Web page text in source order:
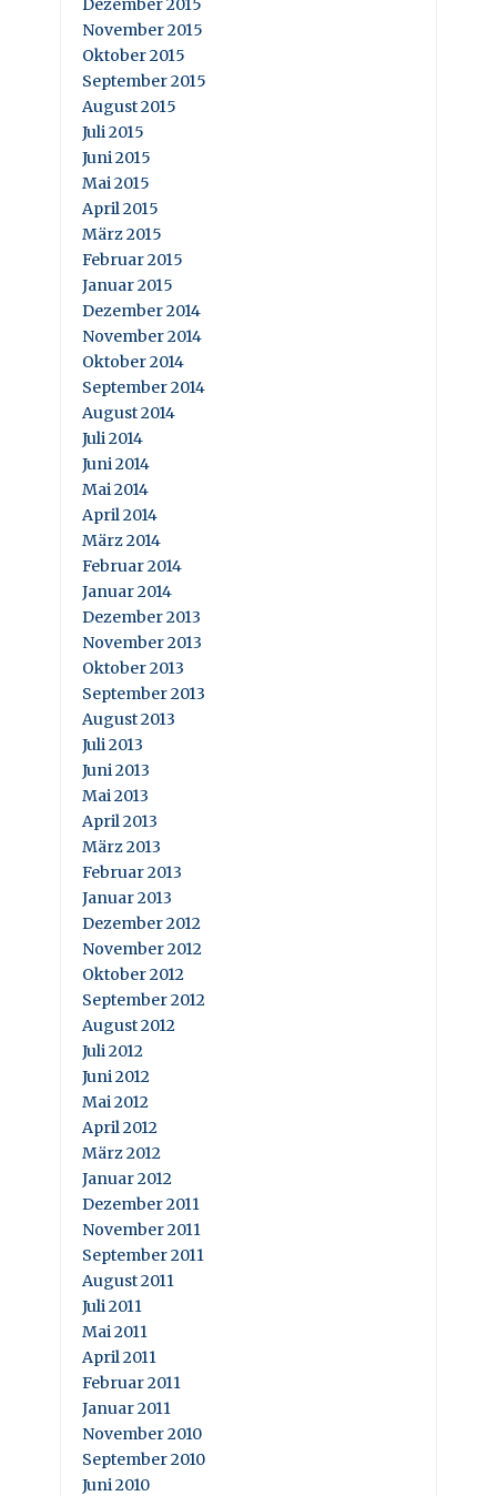
Dezember 2015
November 2015
Oktober 2015
September 2015
August 2015
Juli 2015
Juni 2015
Mai 2015
April 2015
März 2015
Februar 2015
Januar 2015
Dezember 2014
November 2014
Oktober 2014
September 2014
August 2014
Juli 2014
Juni 2014
Mai 2014
April 2014
März 2014
Februar 2014
Januar 2014
Dezember 2013
November 2013
Oktober 2013
September 2013
August 2013
Juli 2013
Juni 2013
Mai 2013
April 2013
März 2013
Februar 2013
Januar 2013
Dezember 2012
November 2012
Oktober 2012
September 2012
August 2012
Juli 2012
Juni 2012
Mai 2012
April 2012
März 2012
Januar 2012
Dezember 2011
November 2011
September 2011
August 2011
Juli 2011
Mai 2011
April 2011
Februar 2011
Januar 2011
November 2010
September 2010
Juni 2010